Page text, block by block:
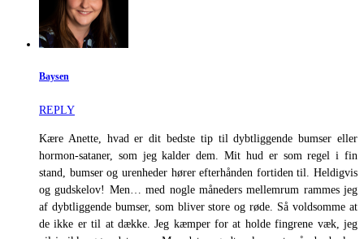
Baysen
REPLY
Kære Anette, hvad er dit bedste tip til dybtliggende bumser eller
hormon-sataner, som jeg kalder dem. Mit hud er som regel i fin
stand, bumser og urenheder hører efterhånden fortiden til. Heldigvis
og gudskelov! Men… med nogle måneders mellemrum rammes jeg
af dybtliggende bumser, som bliver store og røde. Så voldsomme at
de ikke er til at dække. Jeg kæmper for at holde fingrene væk, jeg